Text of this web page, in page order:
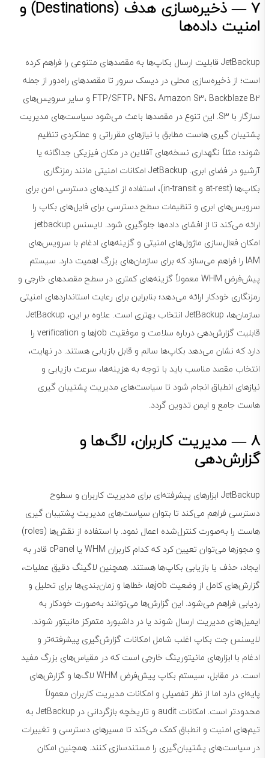
7 — ذخیره‌سازی هدف (Destinations) و
امنیت داده‌ها
JetBackup قابلیت ارسال بکاپ‌ها به مقصدهای متنوعی را فراهم کرده
است؛ از ذخیره‌سازی محلی در دیسک سرور تا مقصدهای راه‌دور از جمله
FTP/SFTP، NFS، Amazon S3، Backblaze B2 و سایر سرویس‌های
سازگار با S3. این تنوع در مقصدها باعث می‌شود سیاست‌های مدیریت
پشتیبان گیری هاست مطابق با نیازهای مقرراتی و عملکردی تنظیم
شوند؛ مثلاً نگهداری نسخه‌های آفلاین در مکان فیزیکی جداگانه یا
آرشیو در فضای ابری. JetBackup امکانات امنیتی مانند رمزنگاری
بکاپ‌ها (at-rest و in-transit)، استفاده از کلیدهای دسترسی امن برای
سرویس‌های ابری و تنظیمات سطح دسترسی برای فایل‌های بکاپ را
ارائه می‌کند تا از افشای داده‌ها جلوگیری شود. لایسنس jetbackup
امکان فعال‌سازی ماژول‌های امنیتی و گزینه‌های ادغام با سرویس‌های
IAM را فراهم می‌سازد که برای سازمان‌های بزرگ اهمیت دارد. سیستم
پیش‌فرض WHM معمولاً گزینه‌های کمتری در سطح مقصدهای خارجی و
رمزنگاری خودکار ارائه می‌دهد؛ بنابراین برای رعایت استانداردهای امنیتی
سازمان‌ها، JetBackup انتخاب بهتری است. علاوه بر این، JetBackup
قابلیت گزارش‌دهی درباره سلامت و موفقیت jobها و verification را
دارد که نشان می‌دهد بکاپ‌ها سالم و قابل بازیابی هستند. در نهایت،
انتخاب مقصد مناسب باید با توجه به هزینه‌ها، سرعت بازیابی و
نیازهای انطباق انجام شود تا سیاست‌های مدیریت پشتیبان گیری
هاست جامع و ایمن تدوین گردد.
8 — مدیریت کاربران، لاگ‌ها و
گزارش‌دهی
JetBackup ابزارهای پیشرفته‌ای برای مدیریت کاربران و سطوح
دسترسی فراهم می‌کند تا بتوان سیاست‌های مدیریت پشتیبان گیری
هاست را به‌صورت کنترل‌شده اعمال نمود. با استفاده از نقش‌ها (roles)
و مجوزها می‌توان تعیین کرد که کدام کاربران WHM یا cPanel قادر به
ایجاد، حذف یا بازیابی بکاپ‌ها هستند. همچنین لاگینگ دقیق عملیات،
گزارش‌های کامل از وضعیت jobها، خطاها و زمان‌بندی‌ها برای تحلیل و
ردیابی فراهم می‌شود. این گزارش‌ها می‌توانند به‌صورت خودکار به
ایمیل‌های مدیریت ارسال شوند یا در داشبورد متمرکز مانیتور شوند.
لایسنس جت بکاپ اغلب شامل امکانات گزارش‌گیری پیشرفته‌تر و
ادغام با ابزارهای مانیتورینگ خارجی است که در مقیاس‌های بزرگ مفید
است. در مقابل، سیستم بکاپ پیش‌فرض WHM لاگ‌ها و گزارش‌های
پایه‌ای دارد اما از نظر تفصیلی و امکانات مدیریت کاربران معمولاً
محدودتر است. امکانات audit و تاریخچه بازگردانی در JetBackup به
تیم‌های امنیت و انطباق کمک می‌کند تا مسیرهای دسترسی و تغییرات
در سیاست‌های پشتیبان‌گیری را مستندسازی کنند. همچنین امکان